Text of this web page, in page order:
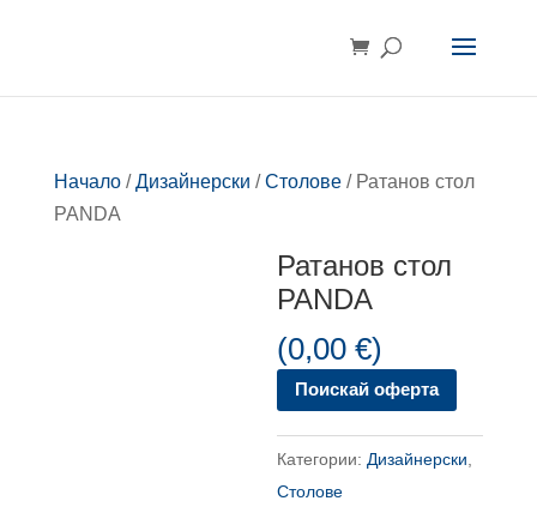
Начало/Дизайнерски /Столове/ Ратанов стол
PANDA
Ратанов стол
PANDA
(0,00€)
Поискай оферта
Категории: Дизайнерски
Столове